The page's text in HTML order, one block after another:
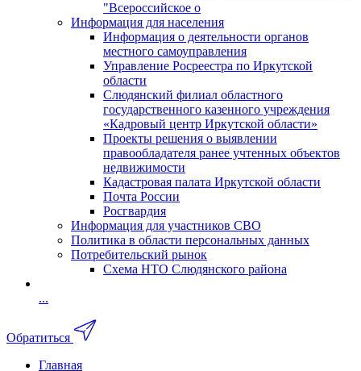
"Всероссийское о
Информация для населения
Информация о деятельности органов
местного самоуправления
Управление Росреестра по Иркутской
области
Слюдянский филиал областного
государственного казенного учреждения
«Кадровый центр Иркутской области»
Проекты решения о выявлении
правообладателя ранее учтенных объектов
недвижимости
Кадастровая палата Иркутской области
Почта России
Росгвардия
Информация для участников СВО
Политика в области персональных данных
Потребительский рынок
Схема НТО Слюдянского района
...
Обратиться
Главная